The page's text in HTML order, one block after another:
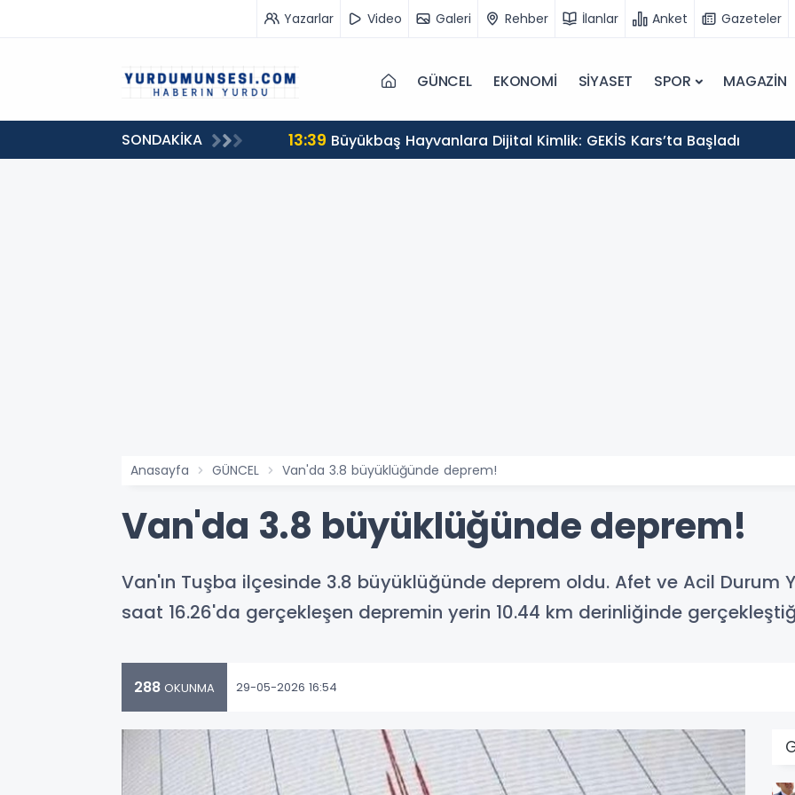
Yazarlar Video Galeri Rehber İlanlar Anket Gazeteler
GÜNCEL EKONOMİ SİYASET SPOR MAGAZİN
SONDAKİKA
milyon 549 bin 594 TL. bağış 13:39 Büyükbaş Hayvanlara Dijital Kimlik: GEKİS Kars’ta Başladı
Anasayfa GÜNCEL Van'da 3.8 büyüklüğünde deprem!
Van'da 3.8 büyüklüğünde deprem!
Van'ın Tuşba ilçesinde 3.8 büyüklüğünde deprem oldu. Afet ve Acil Durum
saat 16.26'da gerçekleşen depremin yerin 10.44 km derinliğinde
288 OKUNMA 29-05-2026 16:54